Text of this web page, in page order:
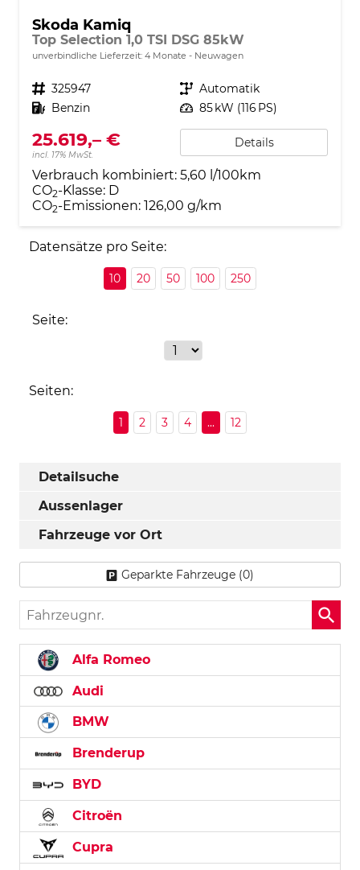
Skoda Kamiq
Top Selection 1,0 TSI DSG 85kW
unverbindliche Lieferzeit: 4 Monate Neuwagen
Fahrzeugnr. 325947 Getriebe Automatik
Kraftstoff Benzin Leistung 85 kW (116 PS)
25.619,– €
incl. 17% MwSt.
Details
Verbrauch kombiniert: 5,60 l/100km
CO2-Klasse: D
CO2-Emissionen: 126,00 g/km
Datensätze pro Seite:
10 20 50 100 250
Seite:
Seiten:
1 2 3 4 ... 12
Detailsuche
Aussenlager
Fahrzeuge vor Ort
Geparkte Fahrzeuge (0)
Fahrzeugnr.
Alfa Romeo
Audi
BMW
Brenderup
BYD
Citroën
Cupra